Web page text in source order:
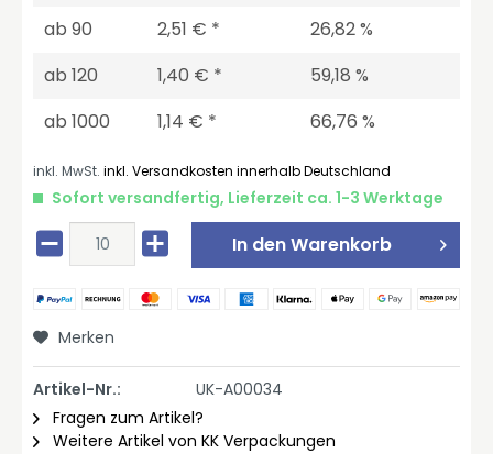
ab 90 2,51 € *
26,82 %
ab 120 1,40 € *
59,18 %
ab 1000 1,14 € * 66,76 %
inkl. MwSt. inkl. Versandkosten innerhalb Deutschland
Sofort versandfertig, Lieferzeit ca. 1-3 Werktage
In denWarenkorb
Merken
Artikel-Nr.:
UK-A00034
Fragen zum Artikel?
Weitere Artikel von KK Verpackungen